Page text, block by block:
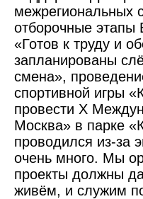
межрегиональных
отборочные этапы
«Готов к труду и
запланированы
смена»,
спортивной игры
провести X
Москва» в парке
проводился из-за
очень много. Мы
проекты должны
живём, и служим